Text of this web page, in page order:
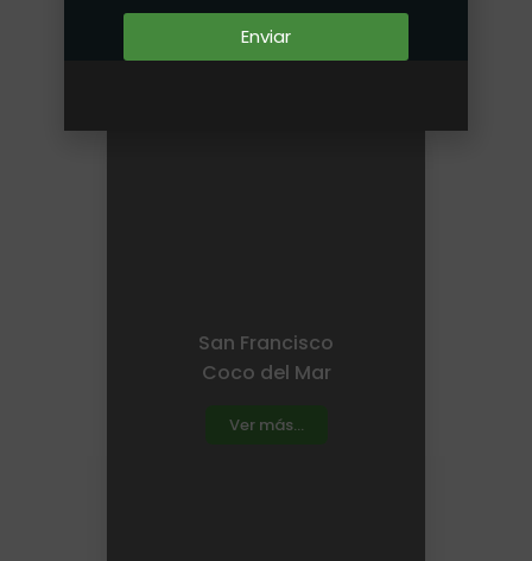
San Francisco
Coco del Mar
Ver más...
Enviar